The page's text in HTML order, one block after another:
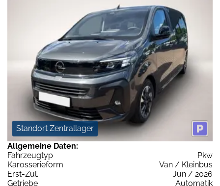
Standort Zentrallager
Allgemeine Daten:
Fahrzeugtyp
Pkw
Karosserieform
Van / Kleinbus
Erst-Zul.
Jun / 2026
Getriebe
Automatik